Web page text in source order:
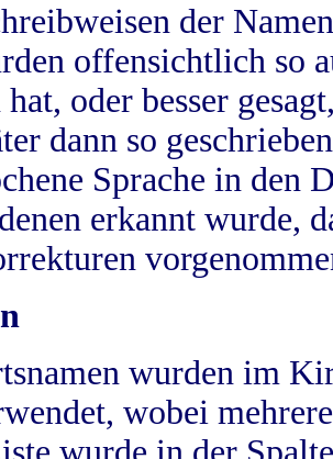
der
offensichtlich so
hat, oder besser
dann so
Sprache in
erkannt wurde,
wurden im
wobei